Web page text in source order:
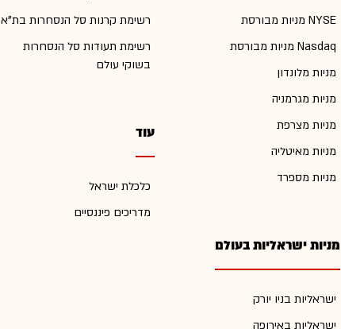
מניות מבורסת NYSE
מניות מבורסת Nasdaq
מניות מלונדון
מניות מגרמניה
מניות מצרפת
מניות מאיטליה
מניות מספרד
מניות ישראליות בעולם
ישראליות בניו יורק
ישראליות באירופה
רשימת קרנות סל הנסחרות בת"א
רשימת תעודות סל הנסחרות
בשוקי עולם
עוד
כלכלת ישראל
מדריכים פיננסיים